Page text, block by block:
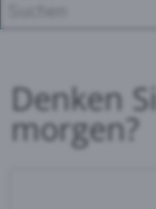
Denken
morgen?